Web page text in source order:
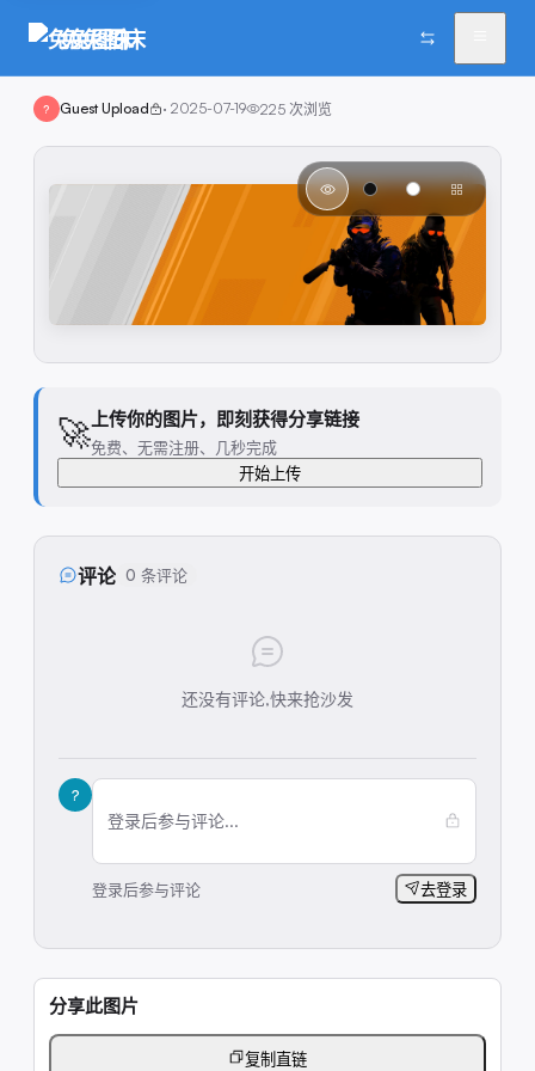
兔兔图床
? Guest Upload · 2025-07-19 225 次浏览
🚀上传你的图片，即刻获得分享链接
免费、无需注册、几秒完成
开始上传
评论 0 条评论
还没有评论,快来抢沙发
?
登录后参与评论...
登录后参与评论 去登录
分享此图片
复制直链